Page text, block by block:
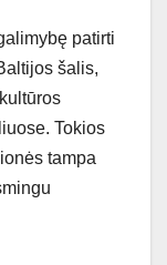
patirti
šalis,
Tokios
tampa